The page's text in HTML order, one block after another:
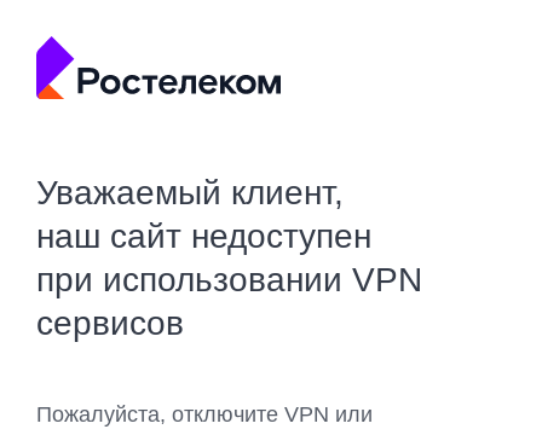
Уважаемый клиент,
наш сайт недоступен
при использовании VPN
сервисов
Пожалуйста, отключите VPN или